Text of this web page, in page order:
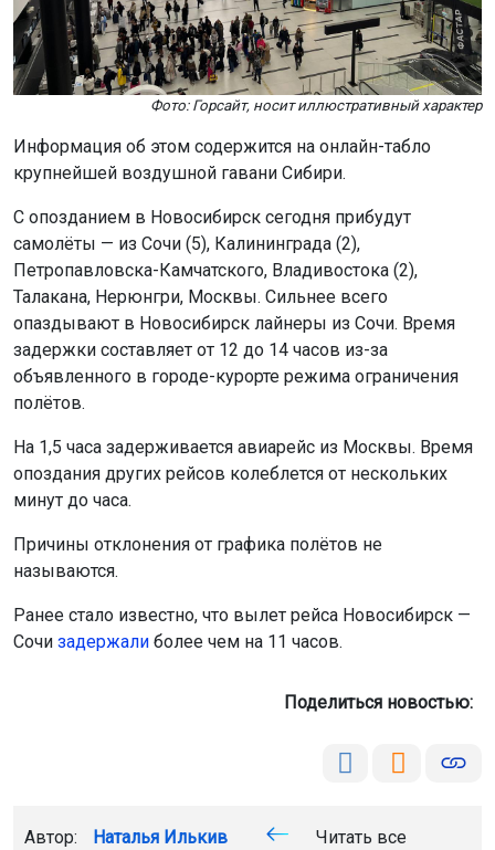
Фото: Горсайт, носит иллюстративный характер
Информация об этом содержится на онлайн-табло
крупнейшей воздушной гавани Сибири.
С опозданием в Новосибирск сегодня прибудут
самолёты — из Сочи (5), Калининграда (2),
Петропавловска-Камчатского, Владивостока (2),
Талакана, Нерюнгри, Москвы. Сильнее всего
опаздывают в Новосибирск лайнеры из Сочи. Время
задержки составляет от 12 до 14 часов из-за
объявленного в городе-курорте режима ограничения
полётов.
На 1,5 часа задерживается авиарейс из Москвы. Время
опоздания других рейсов колеблется от нескольких
минут до часа.
Причины отклонения от графика полётов не
называются.
Ранее стало известно, что вылет рейса Новосибирск —
Сочи задержали более чем на 11 часов.
Поделиться новостью:
Автор: Наталья Илькив
Читать все